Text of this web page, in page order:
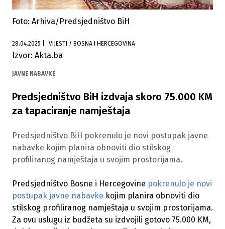
Foto: Arhiva/Predsjedništvo BiH
28.04.2025 VIJESTI / BOSNA I HERCEGOVINA
Izvor: Akta.ba
JAVNE NABAVKE
Predsjedništvo BiH izdvaja skoro 75.000 KM
za tapaciranje namještaja
Predsjedništvo BiH pokrenulo je novi postupak javne
nabavke kojim planira obnoviti dio stilskog
profiliranog namještaja u svojim prostorijama.
Predsjedništvo Bosne i Hercegovine pokrenulo je novi
postupak javne nabavke kojim planira obnoviti dio
stilskog profiliranog namještaja u svojim prostorijama.
Za ovu uslugu iz budžeta su izdvojili gotovo 75.000 KM,